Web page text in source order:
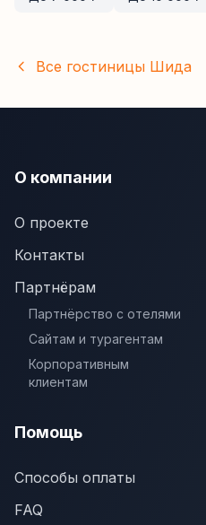
Все гостиницы Шида
О компании
О проекте
Контакты
Партнёрам
Партнёрство с отелями
Сайтам и турагентам
Корпоративным
клиентам
Помощь
Способы оплаты
FAQ